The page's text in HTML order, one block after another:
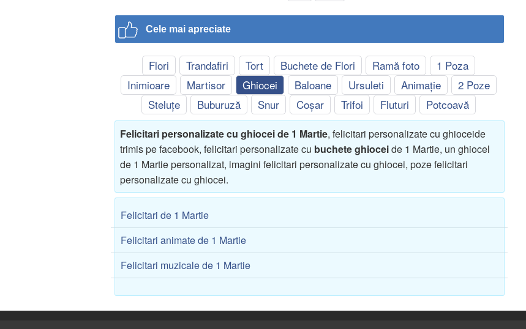
Cele mai apreciate
Flori Trandafiri Tort Buchete de Flori Ramă foto
1 Poza
Inimioare
Martisor Ghiocei Baloane Ursuleti Animație
2 Poze
Steluțe
Buburuză Snur Coșar Trifoi Fluturi Potcoavă
Felicitari personalizate cu ghiocei de 1 Martie, felicitari personalizate cu ghioceide
trimis pe facebook, felicitari personalizate cu buchete ghioceide 1 Martie, un ghiocel
de 1 Martie personalizat, imagini felicitari personalizate cu ghiocei, poze felicitari
personalizate cu ghiocei.
Felicitari de 1 Martie
Felicitari animate de 1 Martie
Felicitari muzicale de 1 Martie